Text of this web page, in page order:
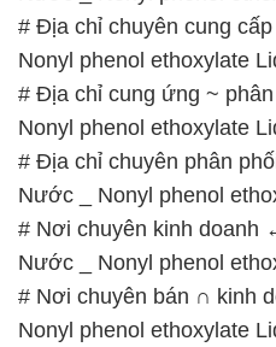
# Địa chỉ chuyên cung
Nonyl phenol ethoxylate
# Địa chỉ cung ứng ~ phân
Nonyl phenol ethoxylate
# Địa chỉ chuyên phân
Nước _ Nonyl phenol
# Nơi chuyên kinh doanh
Nước _ Nonyl phenol
# Nơi chuyên bán ∩ kinh
Nonyl phenol ethoxylate